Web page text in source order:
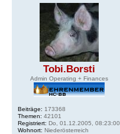
Tobi.Borsti
Admin Operating + Finances
Beiträge: 173368
Themen: 42101
Registriert: Do, 01.12.2005, 08:23:00
Wohnort: Niederösterreich